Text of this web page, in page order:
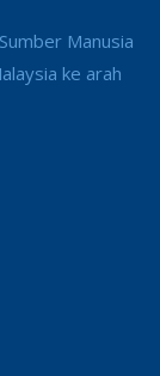
Manusia
ke arah